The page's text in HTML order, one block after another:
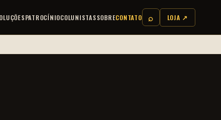
PATROCÍNIOCOLUNISTASSOBRECONTATO ⌕ LOJA ↗